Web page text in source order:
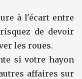
à l'écart entre
de devoir
les roues.
si votre hayon
affaires sur